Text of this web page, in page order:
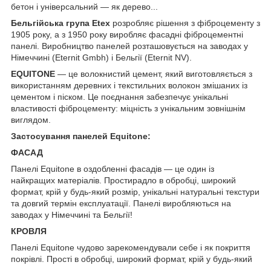
бетон і універсальний — як дерево...
Бельгійська група Etex розробляє рішення з фіброцементу з
1905 року, а з 1950 року виробляє фасадні фіброцементні
панелі. Виробництво панелей розташовується на заводах у
Німеччині (Eternit Gmbh) і Бельгії (Eternit NV).
EQUITONE — це волокнистий цемент, який виготовляється з
використанням деревних і текстильних волокон змішаних із
цементом і піском. Це поєднання забезпечує унікальні
властивості фіброцементу: міцність з унікальним зовнішнім
виглядом.
Застосування панелей Equitone:
ФАСАД
Панелі Equitone в оздобленні фасадів — це один із
найкращих матеріалів. Простирадло в обробці, широкий
формат, крій у будь-який розмір, унікальні натуральні текстури
та довгий термін експлуатації. Панелі виробляються на
заводах у Німеччині та Бельгії!
КРОВЛЯ
Панелі Equitone чудово зарекомендували себе і як покриття
покрівлі. Прості в обробці, широкий формат, крій у будь-який